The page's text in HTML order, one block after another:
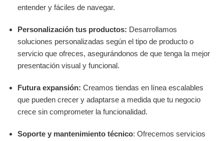
entender y fáciles de navegar.
Personalización tus productos: Desarrollamos
soluciones personalizadas según el tipo de producto o
servicio que ofreces, asegurándonos de que tenga la mejor
presentación visual y funcional.
Futura expansión: Creamos tiendas en línea escalables
que pueden crecer y adaptarse a medida que tu negocio
crece sin comprometer la funcionalidad.
Soporte y mantenimiento técnico: Ofrecemos servicios